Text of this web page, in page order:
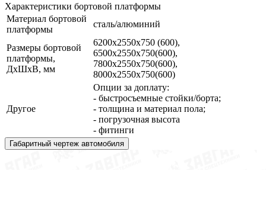
Характеристики бортовой платформы
Материал бортовой
платформы
сталь/алюминий
Размеры бортовой
платформы,
ДхШхВ, мм
6200х2550х750 (600),
6500х2550х750(600),
7800х2550х750(600),
8000х2550х750(600)
Другое
Опции за доплату:
- быстросъемные стойки/борта;
- толщина и материал пола;
- погрузочная высота
- фитинги
Габаритный чертеж автомобиля